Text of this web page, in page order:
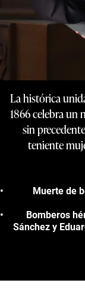
La histórica
1866 celebra un
sin
teniente
Muerte de
Bomberos
Sánchez y